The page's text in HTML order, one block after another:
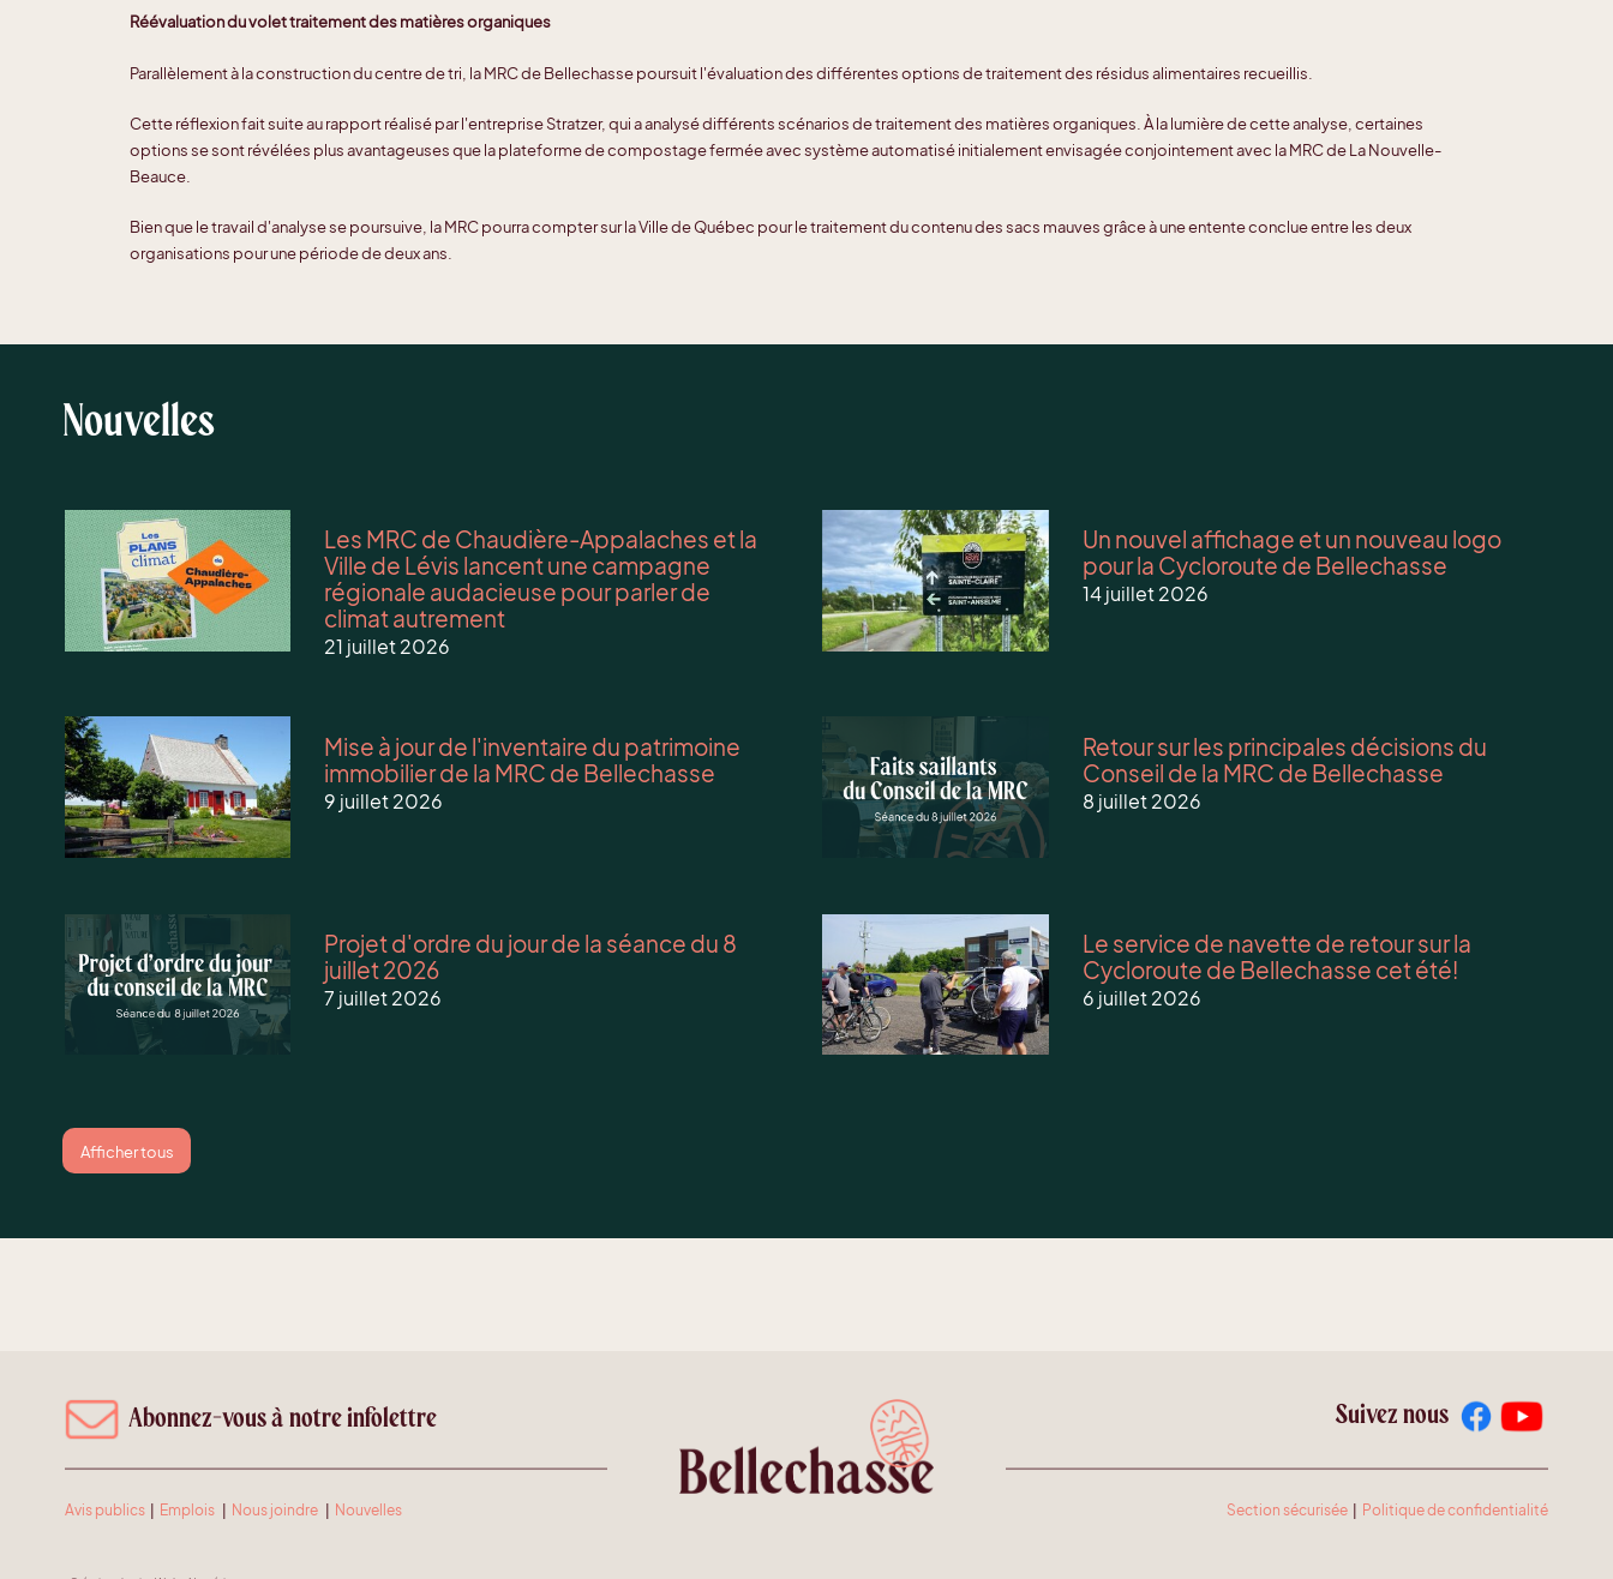
Réévaluation du volet traitement des matières organiques
Parallèlement à la construction du centre de tri, la MRC de Bellechasse poursuit l'évaluation des différentes options de traitement des résidus alimentaires recueillis.
Cette réflexion fait suite au rapport réalisé par l'entreprise Stratzer, qui a analysé différents scénarios de traitement des matières organiques. À la lumière de cette analyse, certaines
options se sont révélées plus avantageuses que la plateforme de compostage fermée avec système automatisé initialement envisagée conjointement avec la MRC de La Nouvelle-
Beauce.
Bien que le travail d'analyse se poursuive, la MRC pourra compter sur la Ville de Québec pour le traitement du contenu des sacs mauves grâce à une entente conclue entre les deux
organisations pour une période de deux ans.
Nouvelles
Les MRC de Chaudière-Appalaches et la
Ville de Lévis lancent une campagne
régionale audacieuse pour parler de
climat autrement
21 juillet 2026
Un nouvel affichage et un nouveau logo
pour la Cycloroute de Bellechasse
14 juillet 2026
Mise à jour de l'inventaire du patrimoine
immobilier de la MRC de Bellechasse
9 juillet 2026
Retour sur les principales décisions du
Conseil de la MRC de Bellechasse
8 juillet 2026
Projet d'ordre du jour de la séance du 8
juillet 2026
7 juillet 2026
Le service de navette de retour sur la
Cycloroute de Bellechasse cet été!
6 juillet 2026
Afficher tous
Abonnez-vous à notre infolettre Suivez nous
Avis publics| Emplois| Nous joindre| Nouvelles Section sécurisée | Politique de confidentialité